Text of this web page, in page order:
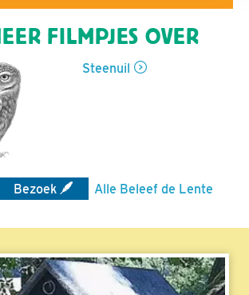
FILMPJES OVER
Steenuil
Bezoek
Alle Beleef de Lente